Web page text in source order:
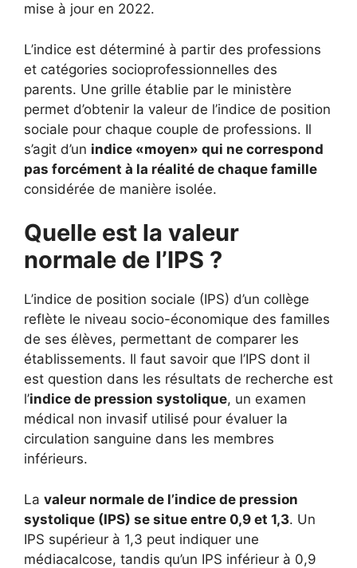
mise à jour en 2022.
L’indice est déterminé à partir des professions
et catégories socioprofessionnelles des
parents. Une grille établie par le ministère
permet d’obtenir la valeur de l’indice de position
sociale pour chaque couple de professions. Il
s’agit d’un indice «moyen» qui ne correspond
pas forcément à la réalité de chaque famille
considérée de manière isolée.
Quelle est la valeur
normale de l’IPS ?
L’indice de position sociale (IPS) d’un collège
reflète le niveau socio-économique des familles
de ses élèves, permettant de comparer les
établissements. Il faut savoir que l’IPS dont il
est question dans les résultats de recherche est
l’indice de pression systolique, un examen
médical non invasif utilisé pour évaluer la
circulation sanguine dans les membres
inférieurs.
La valeur normale de l’indice de pression
systolique (IPS) se situe entre 0,9 et 1,3. Un
IPS supérieur à 1,3 peut indiquer une
médiacalcose, tandis qu’un IPS inférieur à 0,9